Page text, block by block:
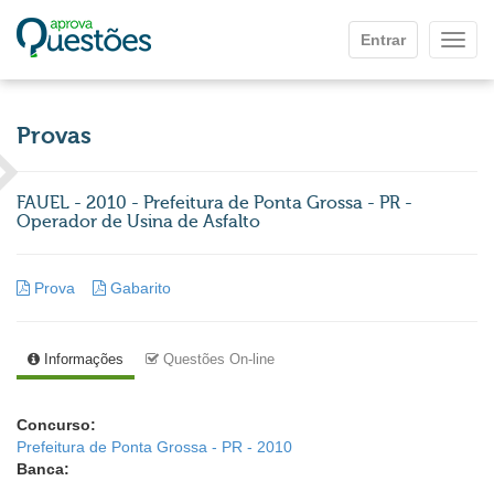
Entrar
Provas
FAUEL - 2010 - Prefeitura de Ponta Grossa - PR -
Operador de Usina de Asfalto
Prova Gabarito
Informações Questões On-line
Concurso:
Prefeitura de Ponta Grossa - PR - 2010
Banca: